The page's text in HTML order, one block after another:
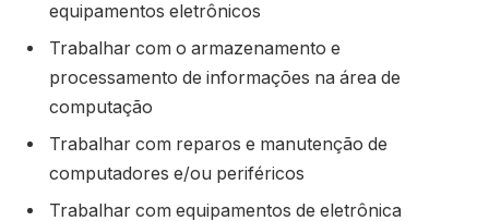
equipamentos eletrônicos
Trabalhar com o armazenamento e
processamento de informações na área de
computação
Trabalhar com reparos e manutenção de
computadores e/ou periféricos
Trabalhar com equipamentos de eletrônica